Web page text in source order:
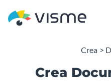
Crea
Crea